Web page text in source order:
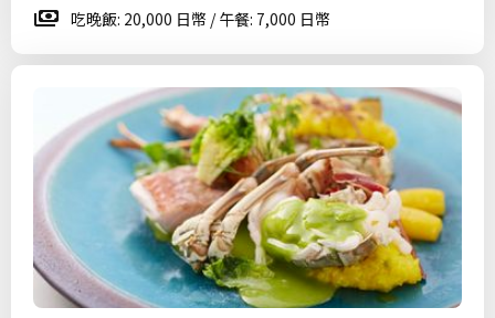
吃晚飯: 20,000 日幣 / 午餐: 7,000 日幣